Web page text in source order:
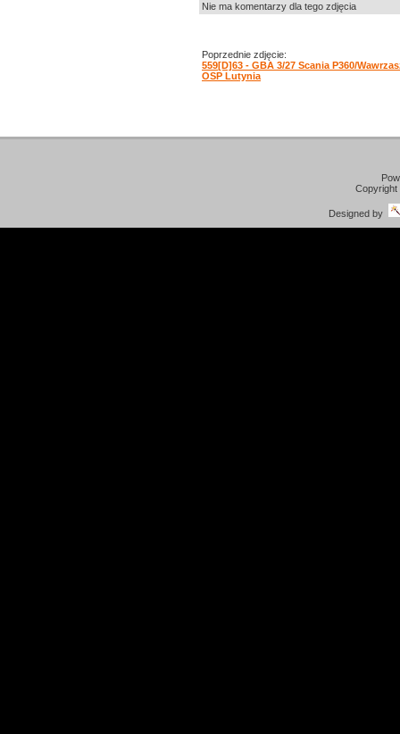
Nie ma komentarzy dla tego zdjęcia
Poprzednie zdjęcie:
559[D]63 - GBA 3/27 Scania P360/
OSP Lutynia
Designed by